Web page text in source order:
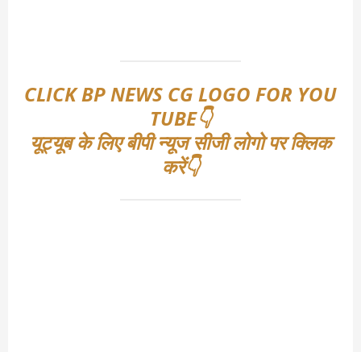
CLICK BP NEWS CG LOGO FOR YOU
TUBE👇
यूट्यूब के लिए बीपी न्यूज सीजी लोगो पर क्लिक
करें👇